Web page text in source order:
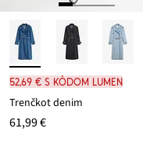
52,69 € s kódom LUMEN
Trenčkot denim
61,99 €